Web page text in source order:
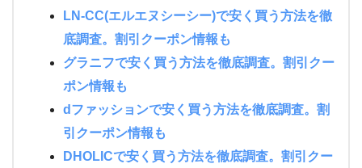
LN-CC(エルエヌシーシー)で安く買う方法を徹
底調査。割引クーポン情報も
グラニフで安く買う方法を徹底調査。割引クー
ポン情報も
dファッションで安く買う方法を徹底調査。割
引クーポン情報も
DHOLICで安く買う方法を徹底調査。割引クー